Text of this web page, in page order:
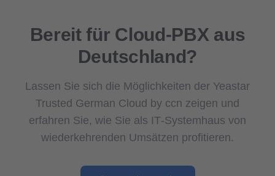
Bereit für Cloud-PBX aus
Deutschland?
Lassen Sie sich die Möglichkeiten der Yeastar
Trusted German Cloud by ccn zeigen und
erfahren Sie, wie Sie als IT‑Systemhaus von
wiederkehrenden Umsätzen profitieren.